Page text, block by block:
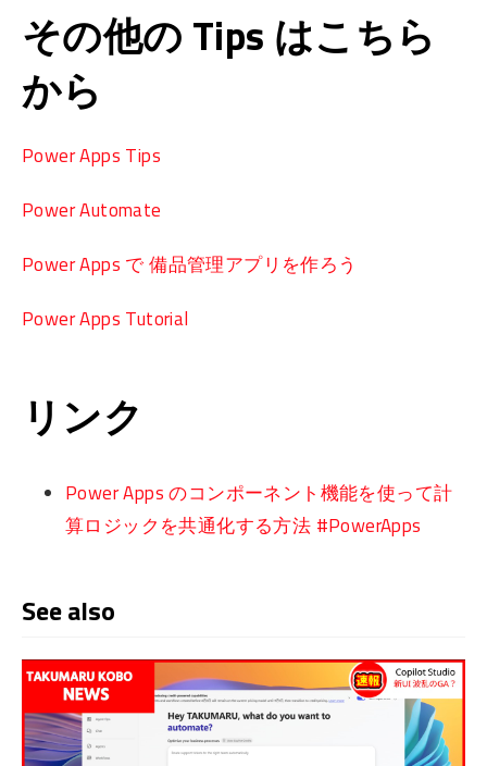
その他の Tips はこちら
から
Power Apps Tips
Power Automate
Power Apps で 備品管理アプリを作ろう
Power Apps Tutorial
リンク
Power Apps のコンポーネント機能を使って計
算ロジックを共通化する方法 #PowerApps
See also